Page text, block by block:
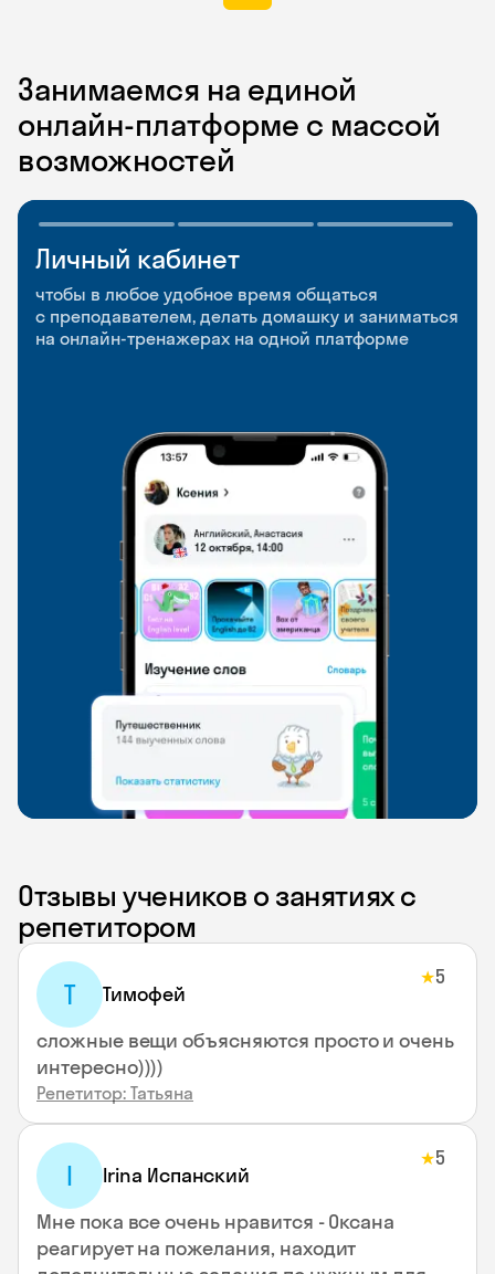
Занимаемся на единой
онлайн-платформе с массой
возможностей
Личный кабинет
чтобы в любое удобное время общаться
с преподавателем, делать домашку и заниматься
на онлайн-тренажерах на одной платформе
Мобильное
приложение
чтобы заниматься и изучать новые слова где
и когда удобно
Разговорные клубы
и Talks
Групповые занятия для разговорной практики
и индивидуальные встречи с преподавателями
Отзывы учеников о занятиях с
репетитором
Т Тимофей
★5
сложные вещи объясняются просто и очень
интересно))))
Репетитор: Татьяна
I Irina Испанский
★5
Мне пока все очень нравится - Оксана
реагирует на пожелания, находит